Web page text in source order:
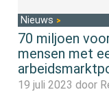
Nieuws
70 miljoen
mensen met
19 juli 2023 door